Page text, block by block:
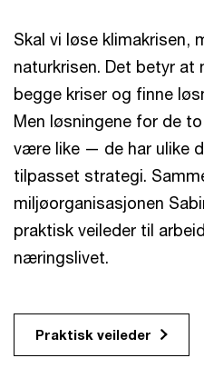
Skal vi løse klimakrisen,
naturkrisen. Det betyr
begge kriser og finne
Men løsningene for de
være like — de har ulike
tilpasset strategi.
miljøorganisasjonen
praktisk veileder til
næringslivet.
Praktisk veileder